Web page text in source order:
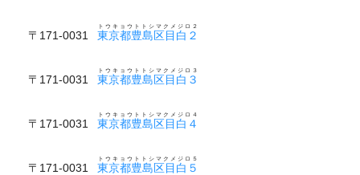
〒171-0031 東京都豊島区目白２
トウキョウトトシマクメジロ２
〒171-0031 東京都豊島区目白３
トウキョウトトシマクメジロ３
〒171-0031 東京都豊島区目白４
トウキョウトトシマクメジロ４
〒171-0031 東京都豊島区目白５
トウキョウトトシマクメジロ５